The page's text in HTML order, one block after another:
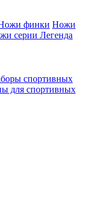
финки Ножи
серии Легенда
спортивных
для спортивных